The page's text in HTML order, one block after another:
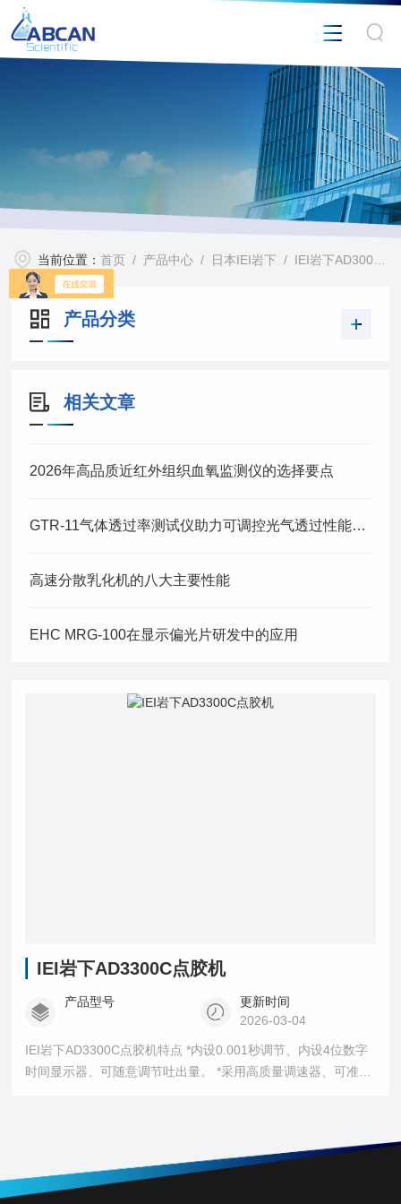
当前位置：首页 / 产品中心 / 日本IEI岩下 / IEI岩下AD3000C点胶机
产品分类
相关文章
2026年高品质近红外组织血氧监测仪的选择要点
GTR-11气体透过率测试仪助力可调控光气透过性能研究
高速分散乳化机的八大主要性能
EHC MRG-100在显示偏光片研发中的应用
IEI岩下AD3300C点胶机
产品型号
更新时间
2026-03-04
IEI岩下AD3300C点胶机特点 *内设0.001秒调节、内设4位数字
时间显示器、可随意调节吐出量。 *采用高质量调速器、可准确